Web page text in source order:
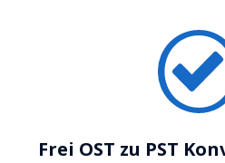
Frei OST zu PST